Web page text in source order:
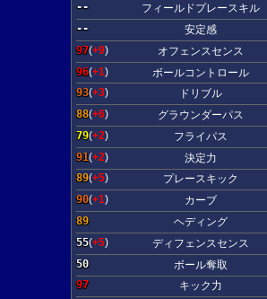
--
フィールドプレースキル
--
安定感
97(+9)
オフェンスセンス
96(+1)
ボールコントロール
93(+3)
ドリブル
88(+6)
グラウンダーパス
79(+2)
フライパス
91(+2)
決定力
89(+5)
プレースキック
90(+1)
カーブ
89
ヘディング
55(+5)
ディフェンスセンス
50
ボール奪取
97
キック力